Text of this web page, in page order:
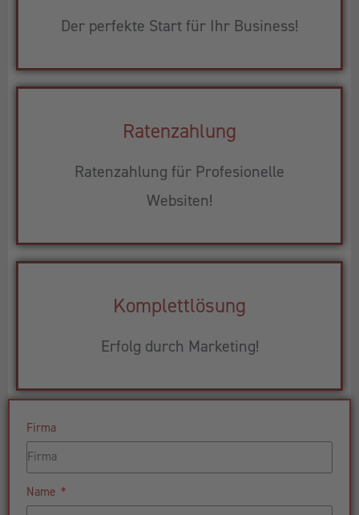
Der perfekte Start für Ihr Business!
Ratenzahlung
Ratenzahlung für Profesionelle
Websiten!
Komplettlösung
Erfolg durch Marketing!
Firma
Name